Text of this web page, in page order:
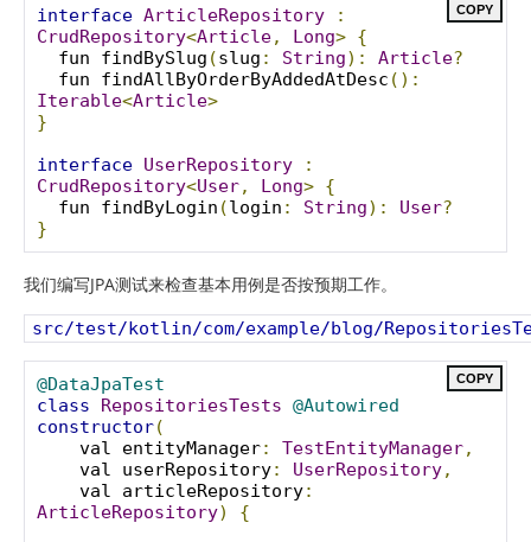
interface ArticleRepository
:
CrudRepository<Article, Long> {
  fun findBySlug
(slug : String): Article?
  fun findAllByOrderByAddedAtDesc
():
Iterable<Article>
}
interface UserRepository
:
CrudRepository<User, Long> {
  fun findByLogin
(login : String): User?
}
COPY
我们编写JPA测试来检查基本用例是否按预期工作。
src/test/kotlin/com/example/blog/
@DataJpaTest
class
RepositoriesTests @Autowired
constructor(
    val entityManager
: TestEntityManager,
    val userRepository
: UserRepository,
    val articleRepository
:
ArticleRepository)
{
COPY